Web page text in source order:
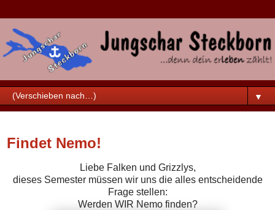
▼
Findet Nemo!
Liebe Falken und Grizzlys,
dieses Semester müssen wir uns die alles entscheidende
Frage stellen:
Werden WIR Nemo finden?